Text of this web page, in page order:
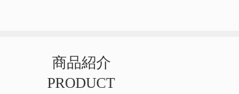
商品紹介
PRODUCT